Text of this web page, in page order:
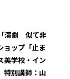
演劇 似て非
ョップ「止ま
美学校・イン
特別講師：山